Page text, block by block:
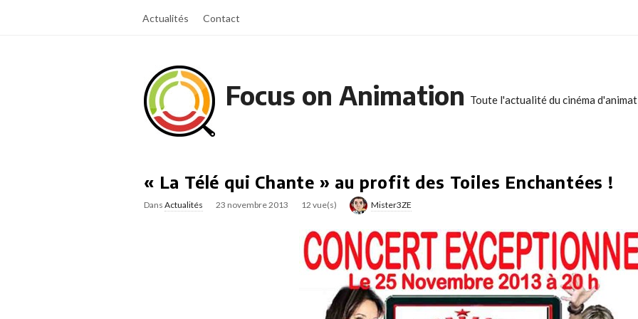
Actualités Contact
Focus on Animation Toute l'actualité du cinéma
« La Télé qui Chante » au profit des Toiles Enchantées !
Dans Actualités 23 novembre 2013 12 vue(s) Mister3ZE